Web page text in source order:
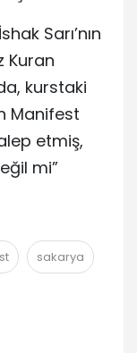
Sarı’nın
Kuran
kurstaki
Manifest
etmiş,
mi”
sakarya